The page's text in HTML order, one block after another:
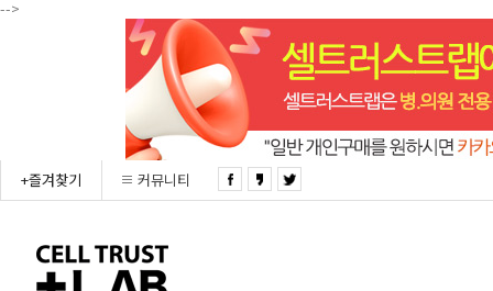
-->
+즐겨찾기 커뮤니티